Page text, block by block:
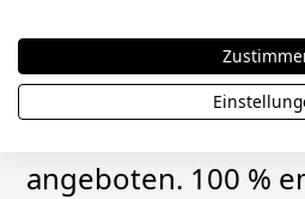
Leider hat mir
gepasst, aber mir
angeboten. 100 %